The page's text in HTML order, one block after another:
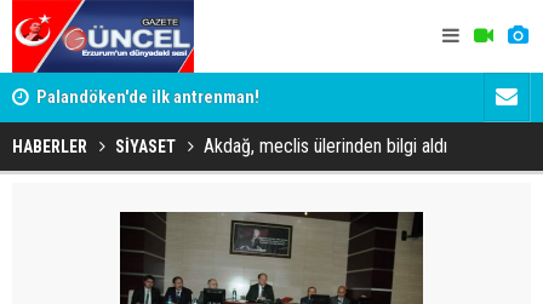
Palandöken'de ilk antrenman! Kaptan
HABERLER SİYASET Akdağ, meclis ülerinden bilgi aldı